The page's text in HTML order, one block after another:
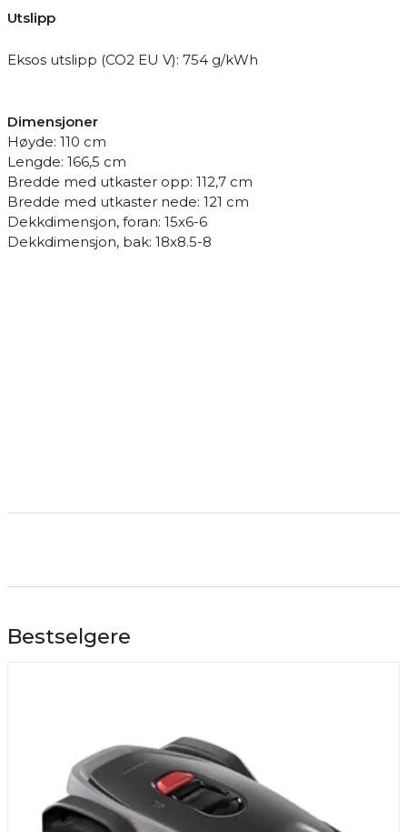
Utslipp
Eksos utslipp (CO2 EU V): 754 g/kWh
Dimensjoner
Høyde: 110 cm
Lengde: 166,5 cm
Bredde med utkaster opp: 112,7 cm
Bredde med utkaster nede: 121 cm
Dekkdimensjon, foran: 15x6-6
Dekkdimensjon, bak: 18x8.5-8
Bestselgere